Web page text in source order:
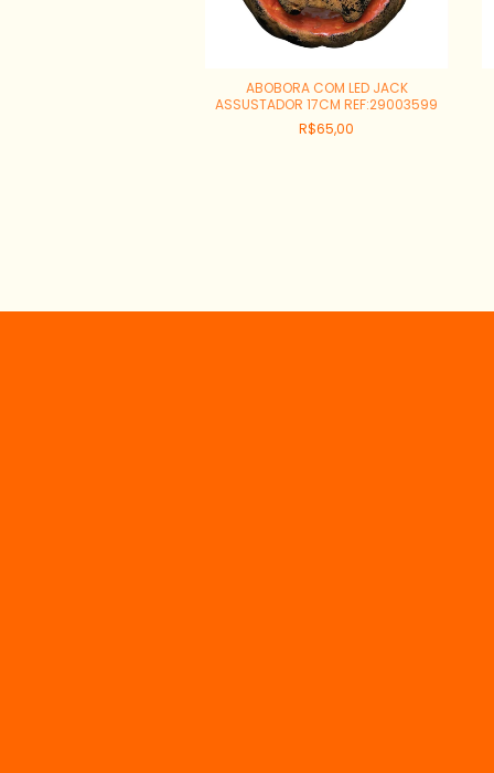
ABOBORA COM LED JACK
ASSUSTADOR 17CM REF:29003599
R$65,00